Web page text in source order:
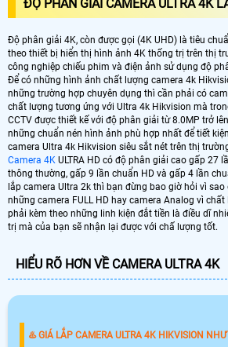
ĐỘ PHÂN GIẢI CAMERA ULTRA 4K
Độ phân giải 4K, còn được gọi (4K UHD) là tiêu
theo thiết bị hiển thị hình ảnh 4K thống trị trên thị
công nghiệp chiếu phim và điện ảnh sử dụng độ
Để có những hình ảnh chất lượng camera 4k
những trường hợp chuyên dụng thì cần phải có
chất lượng tương ứng với Ultra 4k Hikvision mà
CCTV được thiết kế với độ phân giải từ 8.0MP trở
những chuẩn nén hình ảnh phù hợp nhất để tiết
camera Ultra 4k Hikvision siêu sắt nét trên thị
Camera 4K ULTRA HD có độ phân giải cao gấp 27
thông thường, gấp 9 lần chuẩn HD và gấp 4 lần
lắp camera Ultra 2k thì bạn đừng bao giờ hỏi vì
những camera FULL HD hay camera Analog vì
phải kèm theo những linh kiện đắt tiền là điều dĩ
trị mà của bạn sẽ nhận lại được với chấ lượng tốt.
HIỂU RÕ HƠN VỀ CAMERA ULTRA 4K
♨️ GIÁ LẮP CAMERA ULTRA 4K HIKVISION